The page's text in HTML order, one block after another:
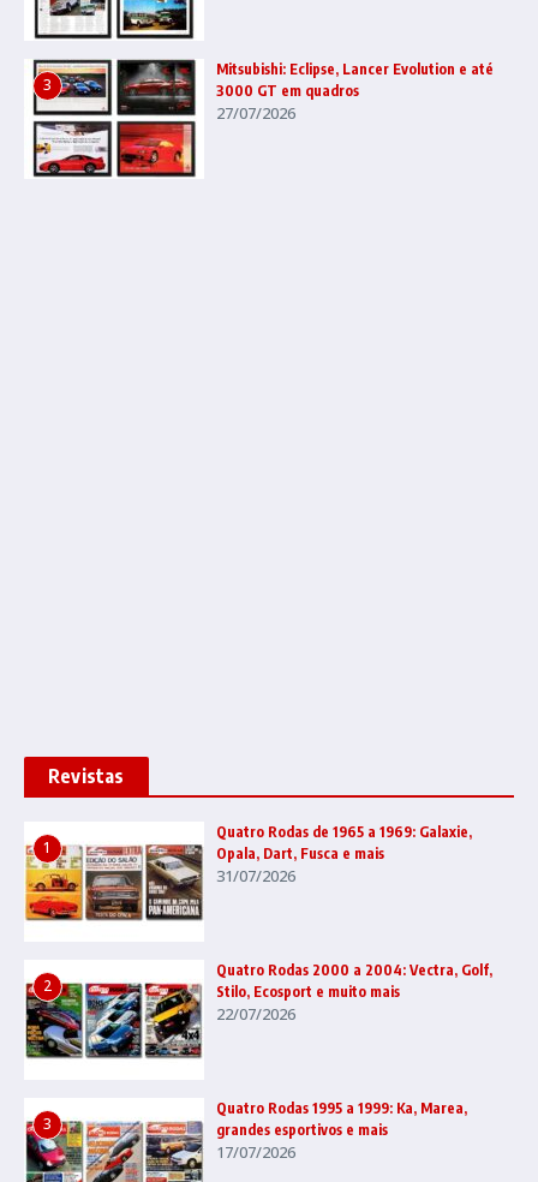
3
Mitsubishi: Eclipse, Lancer Evolution e até
3000 GT em quadros
27/07/2026
Revistas
1
Quatro Rodas de 1965 a 1969: Galaxie,
Opala, Dart, Fusca e mais
31/07/2026
2
Quatro Rodas 2000 a 2004: Vectra, Golf,
Stilo, Ecosport e muito mais
22/07/2026
3
Quatro Rodas 1995 a 1999: Ka, Marea,
grandes esportivos e mais
17/07/2026